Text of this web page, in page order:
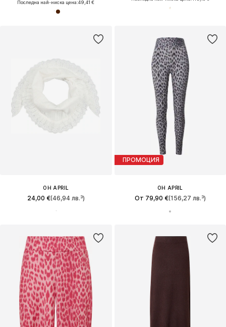
Последна най-ниска цена:49,41 €
OH APRIL
24,00 €(46,94 лв.³)
ПРОМОЦИЯ
OH APRIL
От 79,90 €(156,27 лв.³)